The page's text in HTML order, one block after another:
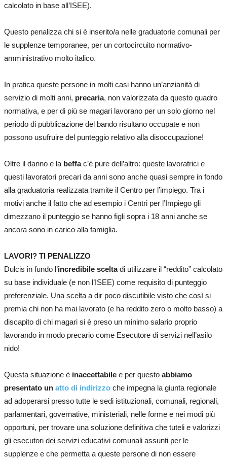
calcolato in base all’ISEE).
Questo penalizza chi si è inserito/a nelle graduatorie comunali per
le supplenze temporanee, per un cortocircuito normativo-
amministrativo molto italico.
In pratica queste persone in molti casi hanno un’anzianità di
servizio di molti anni, precaria, non valorizzata da questo quadro
normativa, e per di più se magari lavorano per un solo giorno nel
periodo di pubblicazione del bando risultano occupate e non
possono usufruire del punteggio relativo alla disoccupazione!
Oltre il danno e la beffac’è pure dell’altro: queste lavoratrici e
questi lavoratori precari da anni sono anche quasi sempre in fondo
alla graduatoria realizzata tramite il Centro per l’impiego. Tra i
motivi anche il fatto che ad esempio i Centri per l’Impiego gli
dimezzano il punteggio se hanno figli sopra i 18 anni anche se
ancora sono in carico alla famiglia.
LAVORI? TI PENALIZZO
Dulcis in fundo l’incredibile sceltadi utilizzare il “reddito” calcolato
su base individuale (e non l’ISEE) come requisito di punteggio
preferenziale. Una scelta a dir poco discutibile visto che così si
premia chi non ha mai lavorato (e ha reddito zero o molto basso) a
discapito di chi magari si è preso un minimo salario proprio
lavorando in modo precario come Esecutore di servizi nell’asilo
nido!
Questa situazione è inaccettabile e per questo abbiamo
presentato un atto di indirizzo che impegna la giunta regionale
ad adoperarsi presso tutte le sedi istituzionali, comunali, regionali,
parlamentari, governative, ministeriali, nelle forme e nei modi più
opportuni, per trovare una soluzione definitiva che tuteli e valorizzi
gli esecutori dei servizi educativi comunali assunti per le
supplenze e che permetta a queste persone di non essere